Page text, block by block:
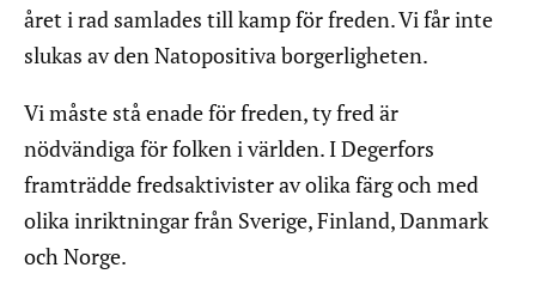
året i rad samlades till kamp för freden. Vi får inte
slukas av den Natopositiva borgerligheten.
Vi måste stå enade för freden, ty fred är
nödvändiga för folken i världen. I Degerfors
framträdde fredsaktivister av olika färg och med
olika inriktningar från Sverige, Finland, Danmark
och Norge.